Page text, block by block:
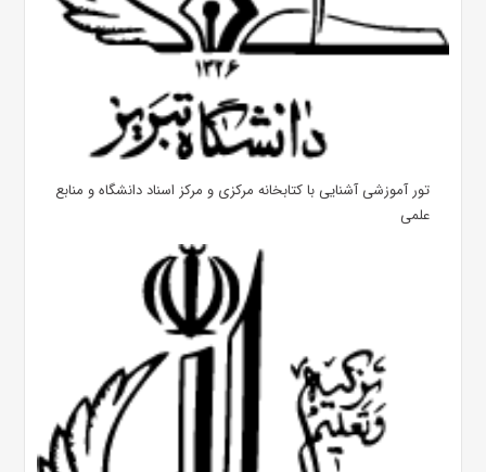
تور آموزشی آشنایی با کتابخانه مرکزی و مرکز اسناد دانشگاه و منابع
علمی